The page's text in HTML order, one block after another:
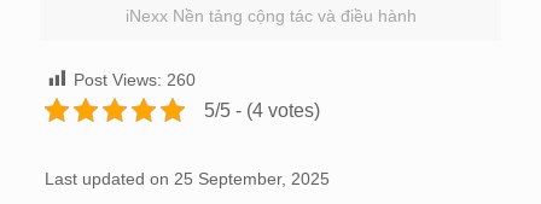
iNexx Nền tảng cộng tác và điều hành
Post Views: 260
5/5 - (4 votes)
Last updated on 25 September, 2025